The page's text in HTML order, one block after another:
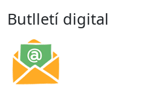
Butlletí digital